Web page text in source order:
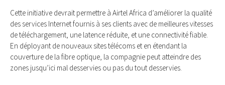
Cette initiative devrait permettre à Airtel Africa d’améliorer la qualité
des services Internet fournis à ses clients avec de meilleures vitesses
de téléchargement, une latence réduite, et une connectivité fiable.
En déployant de nouveaux sites télécoms et en étendant la
couverture de la fibre optique, la compagnie peut atteindre des
zones jusqu’ici mal desservies ou pas du tout desservies.